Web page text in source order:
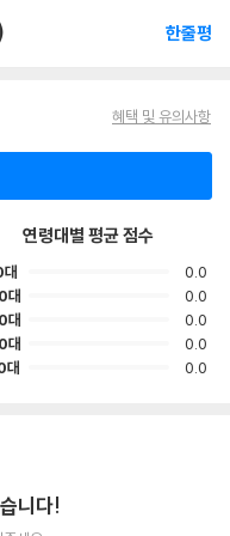
한줄평
혜택 및 유의사항
연령대별 평균 점수
대
0.0
대
0.0
대
0.0
대
0.0
대
0.0
니다!